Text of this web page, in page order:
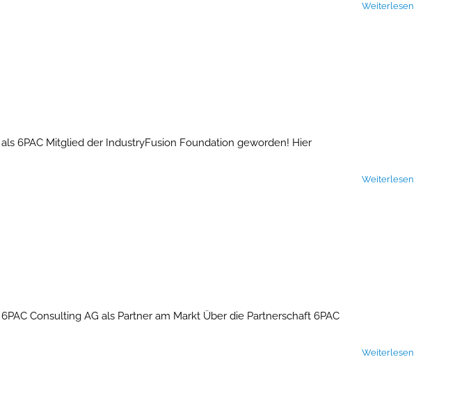
Weiterlesen
6PAC Mitglied der IndustryFusion Foundation geworden! Hier
Weiterlesen
Consulting AG als Partner am Markt Über die Partnerschaft 6PAC
Weiterlesen